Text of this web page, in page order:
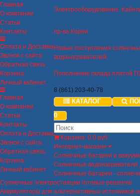
Главная
О компании
Статьи
Контакты
Оплата и Доставка
Звонок с сайта
Обратная связь
Корзина
Личный кабинет
Главная
О компании
Статьи
Контакты
Оплата и Доставка
Звонок с сайта
Обратная связь
Корзина
Личный кабинет
Электрооборудование.
пр-ва Кореи
Новые поступления
водонагревателей.
Пополнение склада плитой
8 (861) 203-40-78
КАТАЛОГ
0
Корзина: 0 0 руб
Интернет-магазин
Солнечные батареи и
Солнечные водонагреватели
Солнечные батареи -
Солнечные электростанции готовые решения
Аккумуляторы для альтернативных источников